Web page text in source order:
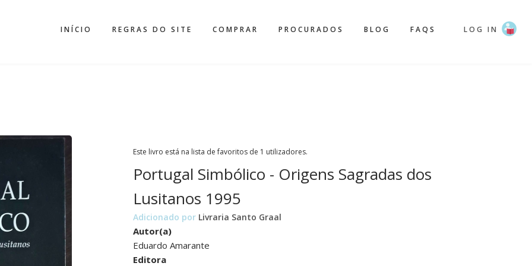
INÍCIO REGRAS DO SITE COMPRAR PROCURADOS BLOG FAQS LOG IN
Este livro está na lista de favoritos de 1 utilizadores.
Portugal Simbólico - Origens Sagradas dos
Lusitanos 1995
Adicionado por Livraria Santo Graal
Autor(a)
Eduardo Amarante
Editora